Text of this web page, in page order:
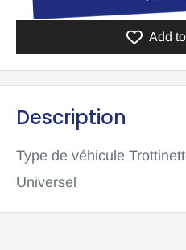
Add
Description
Type de véhicule
Universel